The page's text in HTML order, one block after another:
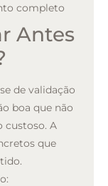
completo
Antes
de validação
boa que não
custoso. A
que